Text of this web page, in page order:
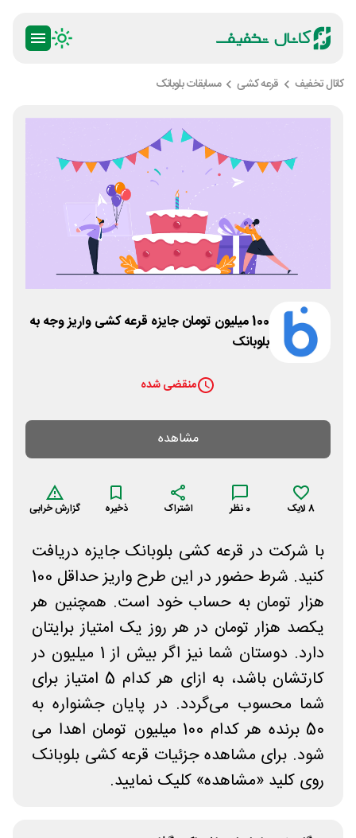
کانال تخفیف قرعه کشی مسابقات بلوبانک
100 میلیون تومان جایزه قرعه کشی واریز وجه به
بلوبانک
منقضی شده
مشاهده
8لایک 0 نظر اشتراک ذخیره گزارش خرابی
با شرکت در قرعه کشی بلوبانک جایزه دریافت
کنید. شرط حضور در این طرح واریز حداقل 100
هزار تومان به حساب خود است. همچنین هر
یکصد هزار تومان در هر روز یک امتیاز برایتان
دارد. دوستان شما نیز اگر بیش از 1 میلیون در
کارتشان باشد، به ازای هر کدام 5 امتیاز برای
شما محسوب می‌گردد. در پایان جشنواره به
50 برنده هر کدام 100 میلیون تومان اهدا می
شود. برای مشاهده جزئیات قرعه کشی بلوبانک
روی کلید «مشاهده» کلیک نمایید.